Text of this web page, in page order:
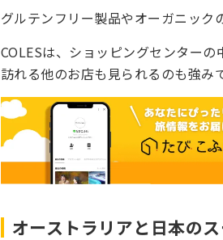
グルテンフリー製品やオーガニック
COLESは、ショッピングセンター
訪れる他のお店も見られるのも強み
オーストラリアと日本の